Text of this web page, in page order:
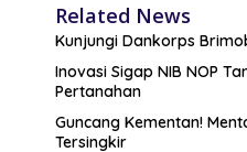
Related News
Kunjungi Dankorps
Inovasi Sigap NIB NOP
Pertanahan
Guncang Kementan!
Tersingkir